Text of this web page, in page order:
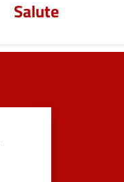
Salute